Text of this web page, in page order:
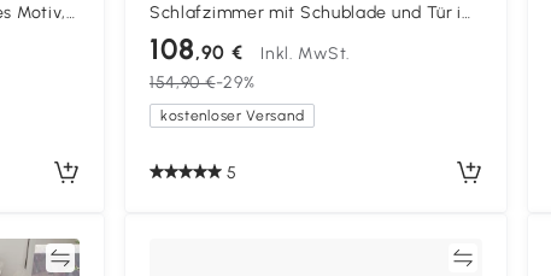
Motiv,
Schlafzimmer mit Schublade und Tür im
Rattan-Boho-Stil, Farbe Holz
108,90 €
Inkl. MwSt.
154,90 €-29%
kostenloser Versand
5